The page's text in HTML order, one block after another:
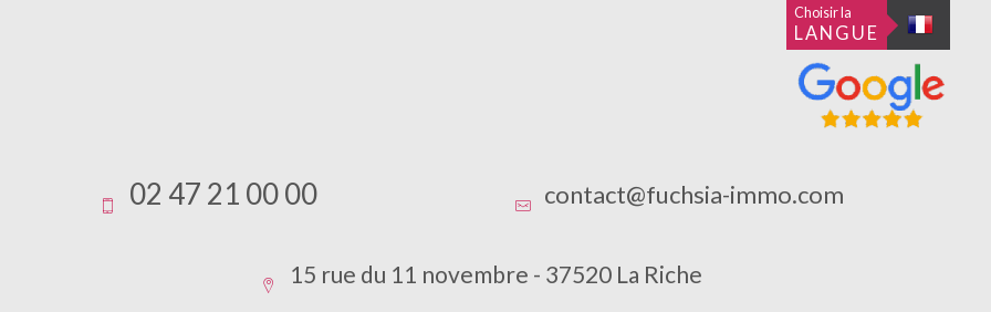
Choisir la
LANGUE
02 47 21 00 00 contact@fuchsia-immo.com
15 rue du 11 novembre - 37520 La Riche